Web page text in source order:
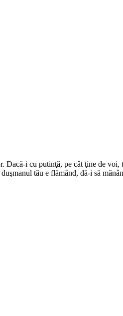
i cu putinţă, pe cât ţine de
tău e flămând, dă-i să